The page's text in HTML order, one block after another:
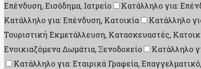
Επένδυση, Εισόδημα, Ιατρείο
Κατάλληλο για:
Κατάλληλο για: Επένδυση, Κατοικία
Κατάλληλο
Τουριστική Εκμετάλλευση, Κατασκευαστές,
Ενοικιαζόμενα Δωμάτια, Ξενοδοχείο
Κατάλληλο
Κατάλληλο για: Εταιρικά Γραφεία,